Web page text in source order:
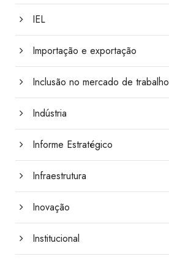
IEL
Importação e exportação
Inclusão no mercado de trabalho
Indústria
Informe Estratégico
Infraestrutura
Inovação
Institucional